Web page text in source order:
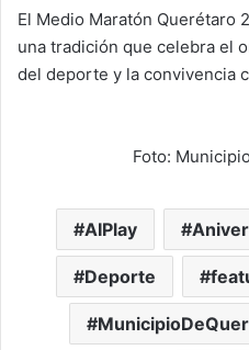
El Medio Maratón Querétaro
una tradición que celebra el
del deporte y la convivencia
Foto:
AIPlay
Deporte